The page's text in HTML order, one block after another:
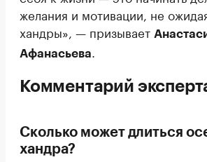
желания и мотивации, не
хандры», — призывает
Афанасьева
Комментарий
Сколько может длиться
хандра?